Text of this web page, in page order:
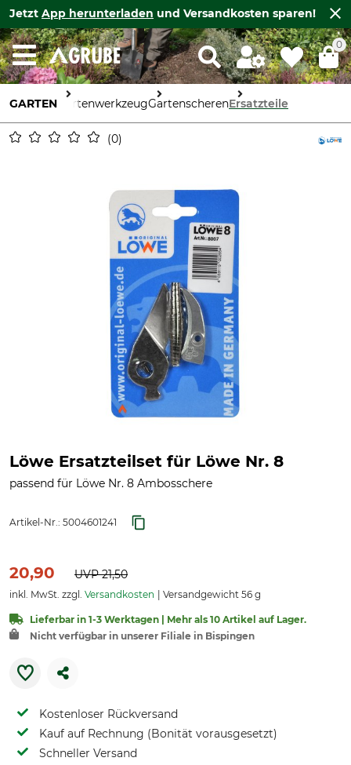
Jetzt App herunterladen und Versandkosten sparen!
0
GARTEN GartenwerkzeugGartenscherenErsatzteile
0
Löwe Ersatzteilset für Löwe Nr. 8
passend für Löwe Nr. 8 Ambosschere
Artikel-Nr.: 5004601241
20,90 UVP21,50
inkl. MwSt. zzgl. Versandkosten Versandgewicht 56 g
Lieferbar in 1-3 Werktagen | Mehr als 10 Artikel auf Lager.
Nicht verfügbar in unserer Filiale in Bispingen
Kostenloser Rückversand
Kauf auf Rechnung (Bonität vorausgesetzt)
Schneller Versand